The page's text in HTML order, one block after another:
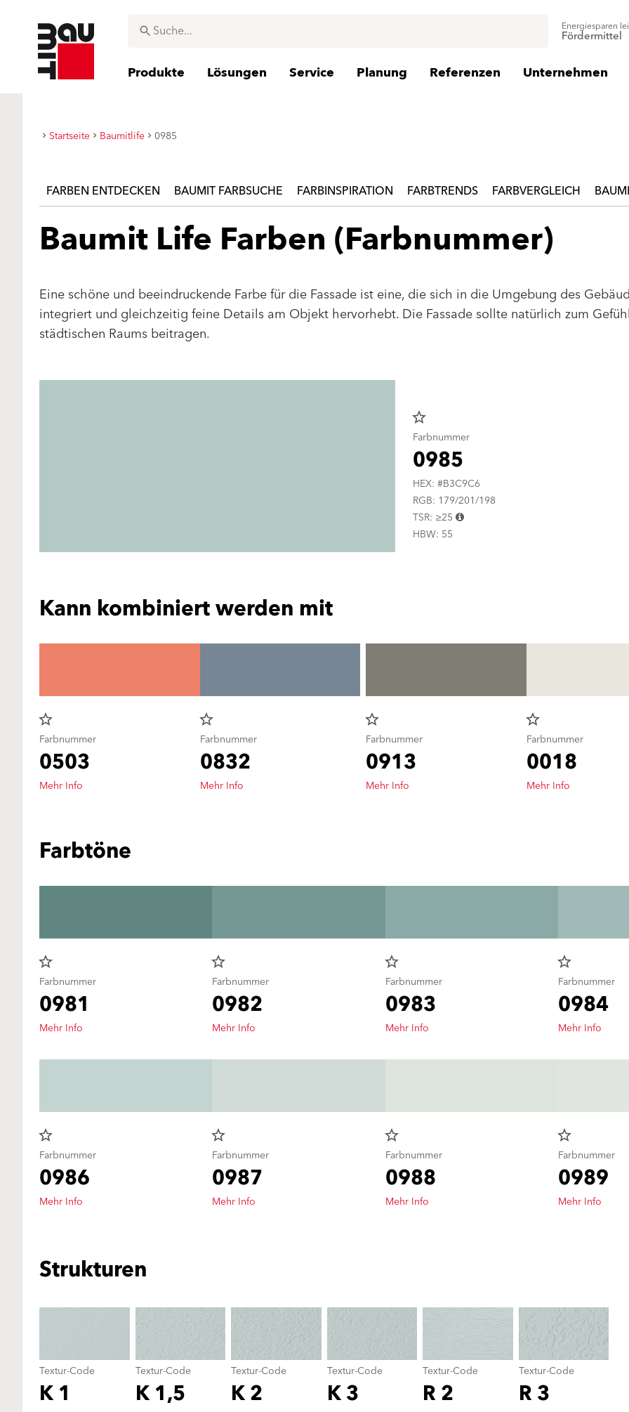
Energiesparen
Fördermittel
Produkte Lösungen Service Planung Referenzen Unternehmen
Startseite Baumitlife 0985
FARBEN ENTDECKEN BAUMIT FARBSUCHE FARBINSPIRATION FARBTRENDS FARBVERGLEICH
Baumit Life Farben (Farbnummer)
Eine schöne und beeindruckende Farbe für die Fassade ist eine, die sich in die Umgebung des
integriert und gleichzeitig feine Details am Objekt hervorhebt. Die Fassade sollte natürlich zum
städtischen Raums beitragen.
star_border
Farbnummer
0985
HEX: #B3C9C6
RGB: 179/201/198
TSR: ≥25
HBW: 55
Kann kombiniert werden mit
star_border
Farbnummer
0503
Mehr Info
star_border
Farbnummer
0832
Mehr Info
star_border
Farbnummer
0913
Mehr Info
star_border
Farbnummer
0018
Mehr Info
Farbtöne
star_border
Farbnummer
0981
Mehr Info
star_border
Farbnummer
0982
Mehr Info
star_border
Farbnummer
0983
Mehr Info
star_border
Farbnummer
0984
Mehr Info
star_border
Farbnummer
0986
Mehr Info
star_border
Farbnummer
0987
Mehr Info
star_border
Farbnummer
0988
Mehr Info
star_border
Farbnummer
0989
Mehr Info
Strukturen
Textur-Code
K 1
Textur-Code
K 1,5
Textur-Code
K 2
Textur-Code
K 3
Textur-Code
R 2
Textur-Code
R 3